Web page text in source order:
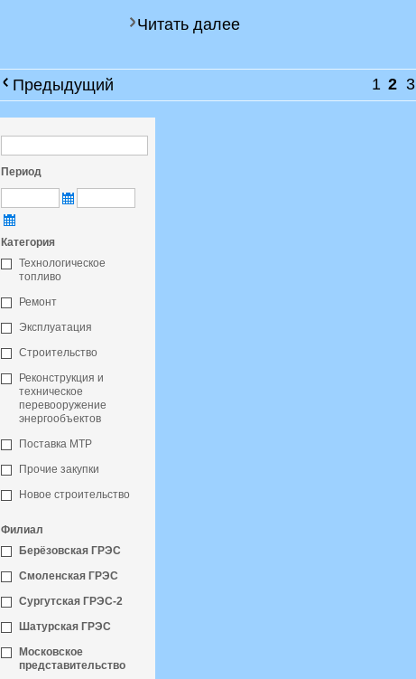
Читать далее
Предыдущий 1 2 3
Период
Категория
Технологическое
топливо
Ремонт
Эксплуатация
Строительство
Реконструкция и
техническое
перевооружение
энергообъектов
Поставка МТР
Прочие закупки
Новое строительство
Филиал
Берёзовская ГРЭС
Смоленская ГРЭС
Сургутская ГРЭС-2
Шатурская ГРЭС
Московское
представительство